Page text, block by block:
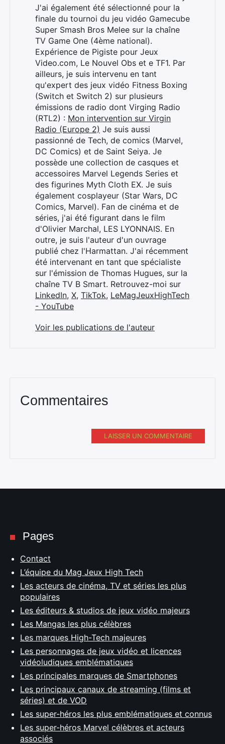
J'ai également été sélectionné pour la
finale du tournoi du jeu vidéo Gamecube
Super Smash Bros Melee sur la chaîne
TV Game One (4ème national).
Expérience de Pigiste pour Jeux
Video.com, Le Nouvel Obs et e TF1. Par
ailleurs, je suis intervenu en tant
qu'expert des jeux vidéo Fitness Boxing
(Switch et Switch 2) sur plusieurs
émissions de radio dont Virging Radio
(RTL2) : Mon intervention sur Virgin
Radio (Europe 2) Je suis aussi
passionné de Tech, de comics (Marvel,
DC Comics) et de Saint Seiya. Je
possède une collection de casques et
accessoires Marvel Legends Series et
des figurines Myth Cloth EX. Je suis
également cosplayeur (Star Wars, DC
Comics, Marvel). Fan de cinéma et de
séries, j'ai été figurant dans le film
d'Olivier Marchal, LES LYONNAIS. En
outre, je suis l'auteur d'un ouvrage
publié chez l'Harmattan. J'ai récemment
été intervenant en tant que spécialiste
sur l'émission de Thomas Hugues, sur la
chaîne TV B Smart. Retrouvez-moi sur
LinkedIn, X, TikTok, LeMagJeuxHighTech
- YouTube
Voir les publications de l'auteur
Commentaires
LAISSER UN COMMENTAIRE
Pages
Contact
L’équipe du Mag Jeux High Tech
Les acteurs de cinéma, TV et séries les plus
populaires
Les éditeurs & studios de jeux vidéo majeurs
Les Mangas les plus célèbres
Les marques High-Tech majeures
Les personnages de jeux vidéo et licences
vidéoludiques emblématiques
Les principales marques de Smartphones
Les principaux canaux de streaming (films et
séries) et de VOD
Les super-héros les plus emblématiques et connus
Les super-héros Marvel célèbres et acteurs
associés
Rechercher
: